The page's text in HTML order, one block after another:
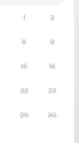
1 2
8 9
15 16
22 23
29 30